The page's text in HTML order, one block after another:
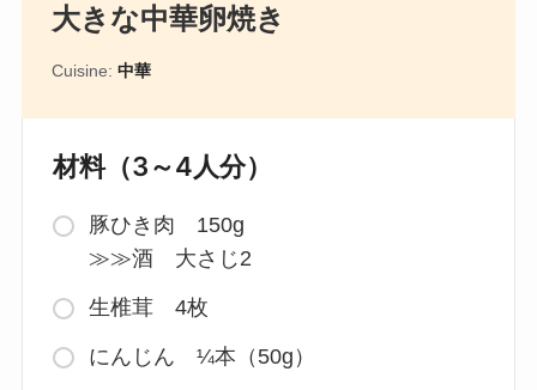
大きな中華卵焼き
Cuisine: 中華
材料（3～4人分）
豚ひき肉 150g
≫≫酒 大さじ2
生椎茸 4枚
にんじん ¼本（50g）